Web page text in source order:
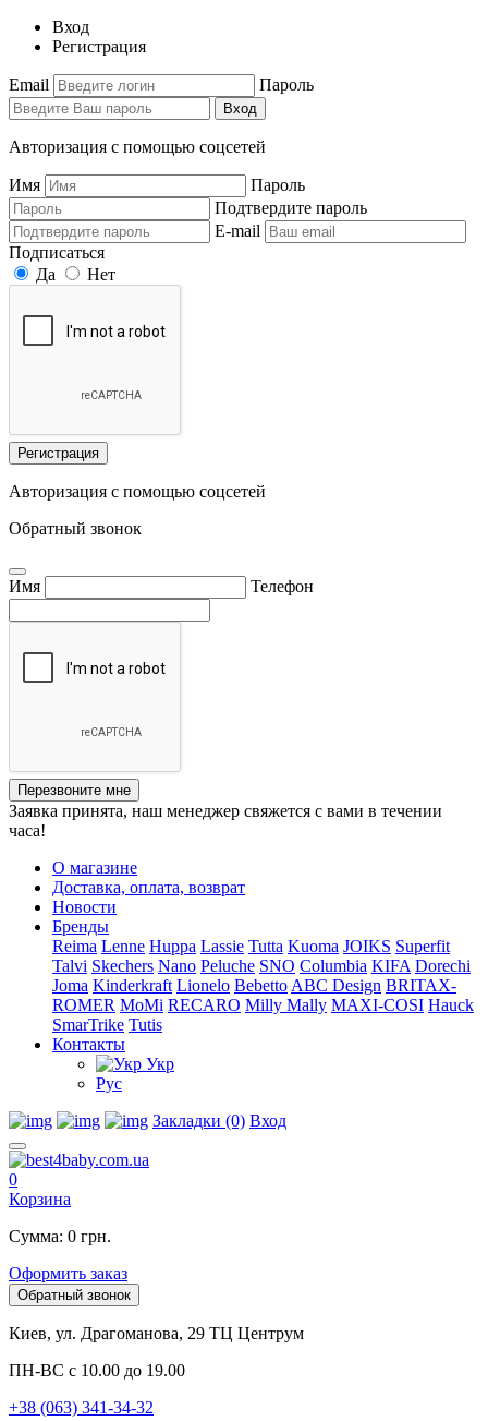
Вход
Регистрация
Email Пароль
Вход
Авторизация с помощью соцсетей
Имя
Пароль
Подтвердите пароль
E-mail
Подписаться
Да
Нет
Регистрация
Авторизация с помощью соцсетей
Обратный звонок
Имя Телефон
Перезвоните мне
Заявка принята, наш менеджер свяжется с вами в течении
часа!
О магазине
Доставка, оплата, возврат
Новости
Бренды
Reima Lenne Huppa Lassie Tutta Kuoma JOIKS Superfit
Talvi Skechers Nano Peluche SNO Columbia KIFA Dorechi
Joma Kinderkraft Lionelo Bebetto ABC Design BRITAX-
ROMER MoMi RECARO Milly Mally MAXI-COSI Hauck
SmarTrike Tutis
Контакты
Укр
Рус
Закладки (0) Вход
0
Корзина
Сумма: 0 грн.
Оформить заказ
Обратный звонок
Киев, ул. Драгоманова, 29 ТЦ Центрум
ПН-ВС с 10.00 до 19.00
+38 (063) 341-34-32